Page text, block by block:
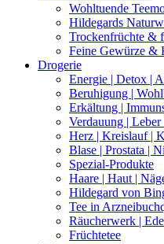
Wohltuende
Hildegards
Trockenfrüchte &
Feine Gewürze &
Drogerie
Energie | Detox |
Beruhigung |
Erkältung |
Verdauung | Leber
Herz | Kreislauf |
Blase | Prostata |
Spezial-Produkte
Haare | Haut |
Hildegard von
Tee in
Räucherwerk |
Früchtetee